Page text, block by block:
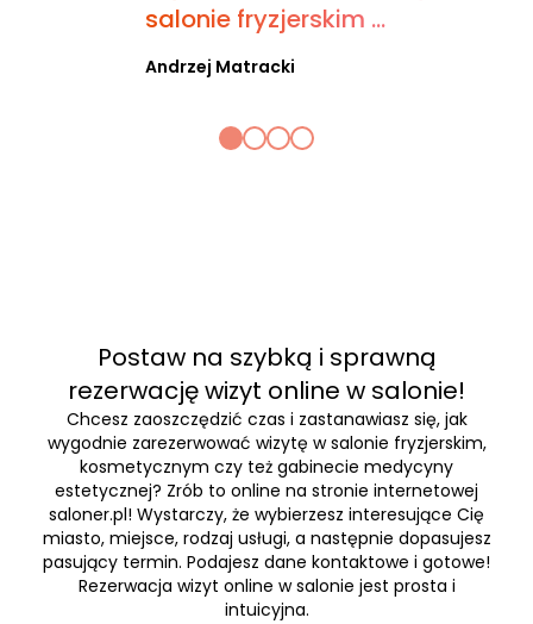
salonie fryzjerskim ...
Andrzej Matracki
Postaw na szybką i sprawną
rezerwację wizyt online w salonie!
Chcesz zaoszczędzić czas i zastanawiasz się, jak
wygodnie zarezerwować wizytę w salonie fryzjerskim,
kosmetycznym czy też gabinecie medycyny
estetycznej? Zrób to online na stronie internetowej
saloner.pl! Wystarczy, że wybierzesz interesujące Cię
miasto, miejsce, rodzaj usługi, a następnie dopasujesz
pasujący termin. Podajesz dane kontaktowe i gotowe!
Rezerwacja wizyt online w salonie jest prosta i
intuicyjna.